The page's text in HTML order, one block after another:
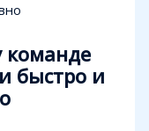
команде
быстро и